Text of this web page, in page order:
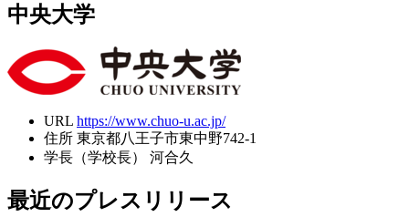
中央大学
URL https://www.chuo-u.ac.jp/
住所 東京都八王子市東中野742-1
学長（学校長）
河合久
最近のプレスリリース